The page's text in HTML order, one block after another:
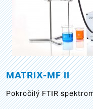
MATRIX-MF II
Pokročilý FTIR